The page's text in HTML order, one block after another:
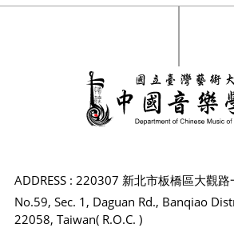
ADDRESS : 220307 新北市板橋區大觀
No.59, Sec. 1, Daguan Rd., Banqiao
22058, Taiwan( R.O.C. )